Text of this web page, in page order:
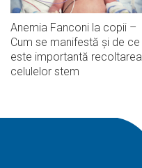
Anemia Fanconi la copii –
Cum se manifestă și de ce
este importantă recoltarea
celulelor stem